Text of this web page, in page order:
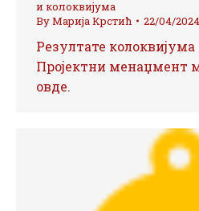
и колоквијума
ByМарија Крстић 22/04/2024
Резултате
Пројектни менаџмент
овде.